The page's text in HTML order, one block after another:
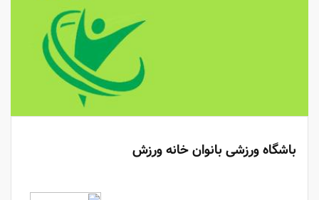
باشگاه ورزشی بانوان خانه ورزش